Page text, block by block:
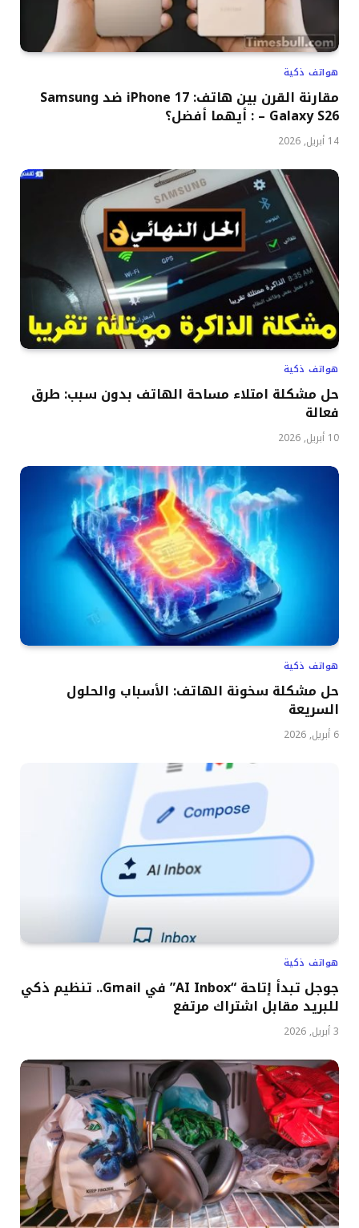
هواتف ذكية
مقارنة القرن بين هاتف: iPhone 17 ضد Samsung
Galaxy S26 – : أيهما أفضل؟
14 أبريل, 2026
هواتف ذكية
حل مشكلة امتلاء مساحة الهاتف بدون سبب: طرق
فعالة
10 أبريل, 2026
هواتف ذكية
حل مشكلة سخونة الهاتف: الأسباب والحلول
السريعة
6 أبريل, 2026
هواتف ذكية
جوجل تبدأ إتاحة “AI Inbox” في Gmail.. تنظيم ذكي
للبريد مقابل اشتراك مرتفع
3 أبريل, 2026